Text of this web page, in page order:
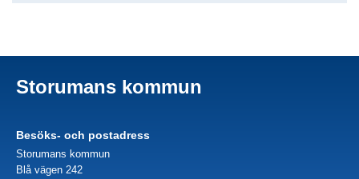
Storumans kommun
Besöks- och postadress
Storumans kommun
Blå vägen 242